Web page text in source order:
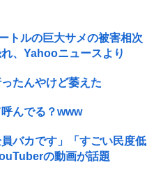
トルの巨大サメの被害相次
、Yahooニュースより
たんやけど萎えた
んでる？www
バカです」「すごい民度低
の動画が話題